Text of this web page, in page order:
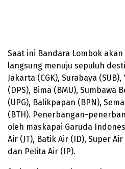
Saat ini Bandara Lombok
langsung menuju sepuluh
Jakarta (CGK), Surabaya
(DPS), Bima (BMU), Sumbawa
(UPG), Balikpapan (BPN),
(BTH). Penerbangan-
oleh maskapai Garuda
Air (JT), Batik Air (ID), Super
dan Pelita Air (IP).